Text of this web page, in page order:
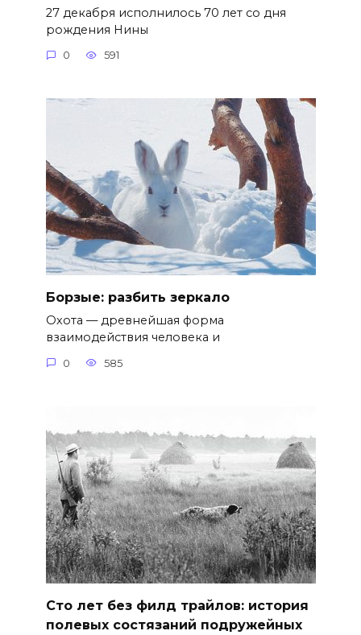
27 декабря исполнилось 70 лет со дня
рождения Нины
0 591
Борзые: разбить зеркало
Охота — древнейшая форма
взаимодействия человека и
0 585
Сто лет без филд трайлов: история
полевых состязаний подружейных